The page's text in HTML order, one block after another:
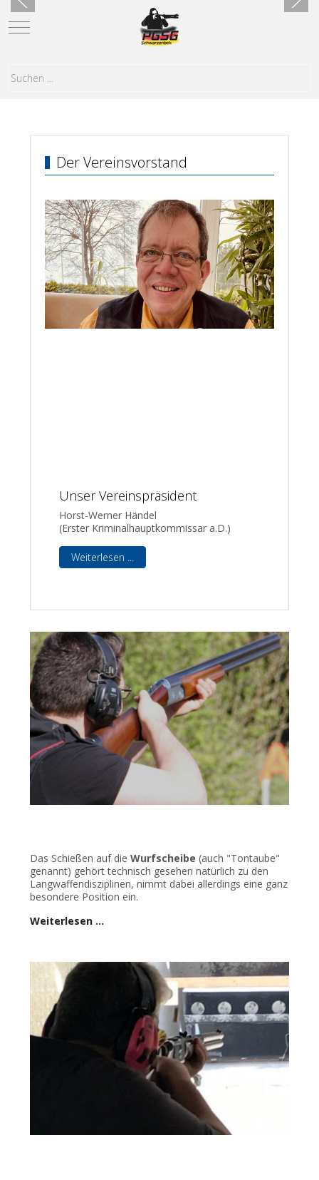
Mobile Menu Toggle
Der Vereinsvorstand
Unser Vereinspräsident
Horst-Werner Händel
(Erster Kriminalhauptkommissar a.D.)
Weiterlesen ...
Das Schießen auf die Wurfscheibe (auch "Tontaube"
genannt) gehört technisch gesehen natürlich zu den
Langwaffendisziplinen, nimmt dabei allerdings eine ganz
besondere Position ein.
Weiterlesen …